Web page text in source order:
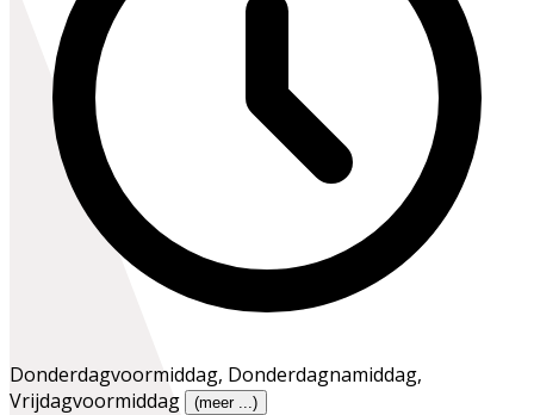
Donderdagvoormiddag, Donderdagnamiddag,
Vrijdagvoormiddag
(meer ...)